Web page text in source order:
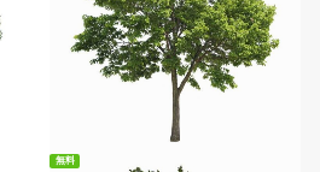
無料ダウンロード
無料